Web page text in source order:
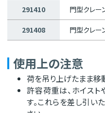
291410 門型クレー
291408 門型クレー
使用上の注意
荷を吊り上げたまま移
許容荷重は、ホイス
す。これらを差し引い